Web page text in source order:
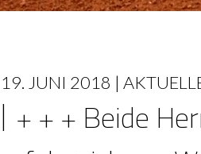
19. JUNI 2018 |
+ + + Beide